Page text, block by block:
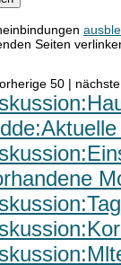
Seiten
50 |